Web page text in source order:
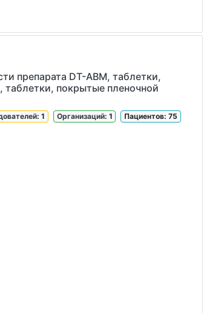
препарата DT-ABM, таблетки,
покрытые пленочной
Пациентов: 75
Организаций: 1
: 1